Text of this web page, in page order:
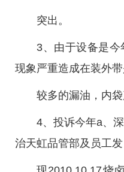
突出。
3、由于设备是
现象严重造成在装外
较多的漏油，内袋
4、投诉今年a、
治天虹品管部及员工发